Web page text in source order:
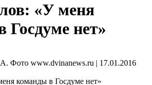
«У меня
Госдуме нет»
www.dvinanews.ru | 17.01.2016